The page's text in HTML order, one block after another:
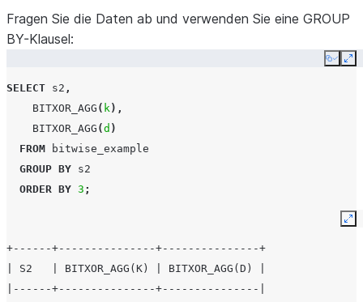
Fragen Sie die Daten ab und verwenden Sie eine GROUP
BY-Klausel:
Copy
SELECT s2 ,
BITXOR_AGG ( k),
BITXOR_AGG (d )
FROM
bitwise_example
GROUP BY s2
ORDER BY 3 ;
+------+---------------+---------------+
| S2   | BITXOR_AGG(K) | BITXOR_AGG(D) |
|------+---------------+---------------|